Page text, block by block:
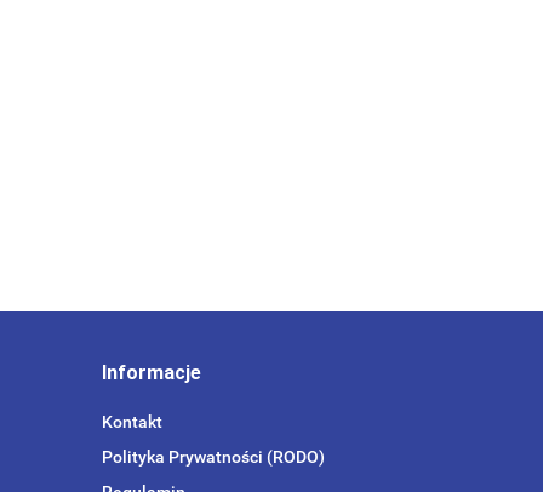
Informacje
Kontakt
Polityka Prywatności (RODO)